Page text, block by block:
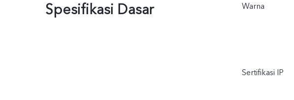
Spesifikasi Dasar Warna
Sertifikasi IP